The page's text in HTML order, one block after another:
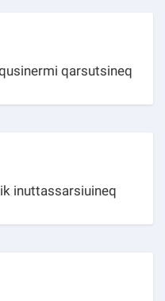
qarsutsineq
inuttassarsiuineq